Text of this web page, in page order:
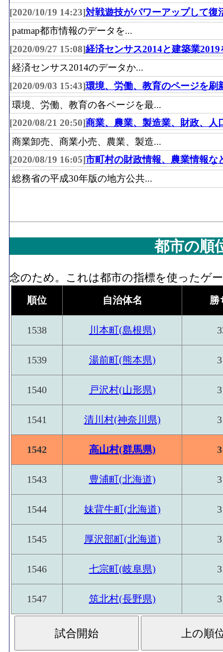
[2020/10/19 14:23]対戦遊技がパワーアップして復
patmap都市情報のデータを...
[2020/09/27 15:08]経済センサス2014と建築業2019
経済センサス2014のデータか...
[2020/09/03 15:43]環境、労働、教育のページを刷
環境、労働、教育の各ページを最...
[2020/08/21 20:50]商業、農業、製造業、財政、人
商業卸売、商業小売、農業、製造...
[2020/08/19 16:05]市町村の財政情報、農業情報な
総務省の平成30年版の地方公共...
都市の順
念のため。これは都市の指標を使ったゲ
順位 自治体名 勝
1538 川本町(島根県)
1539 湯前町(熊本県)
1540 戸沢村(山形県)
1541 清川村(神奈川県)
1542 高山村(群馬県)
1543 豊浦町(北海道)
1544 妹背牛町(北海道)
1545 厚沢部町(北海道)
1546 七宗町(岐阜県)
1547 筑北村(長野県)